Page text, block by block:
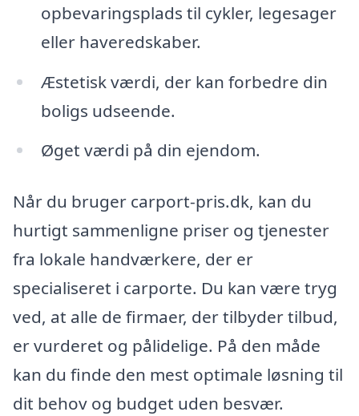
opbevaringsplads til cykler, legesager
eller haveredskaber.
Æstetisk værdi, der kan forbedre din
boligs udseende.
Øget værdi på din ejendom.
Når du bruger carport-pris.dk, kan du
hurtigt sammenligne priser og tjenester
fra lokale handværkere, der er
specialiseret i carporte. Du kan være tryg
ved, at alle de firmaer, der tilbyder tilbud,
er vurderet og pålidelige. På den måde
kan du finde den mest optimale løsning til
dit behov og budget uden besvær.